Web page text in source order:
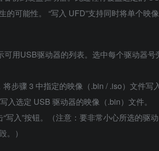
的可能性。 “写入 UFD”支持同时将单个映
用USB驱动器的列表。选中每个驱动器
将步骤 3 中指定的映像（.bin / .iso）文件写
入选定 USB 驱动器的映像（.bin）文件。
写入”按钮。（注意：要非常小心所选的驱
。）